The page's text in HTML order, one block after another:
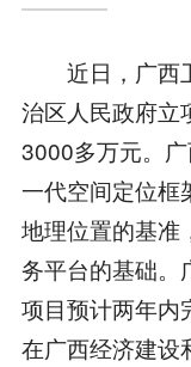
近日，广西卫
治区人民政府立
3000多万元。
一代空间定位框
地理位置的基准
务平台的基础。
项目预计两年内
在广西经济建设